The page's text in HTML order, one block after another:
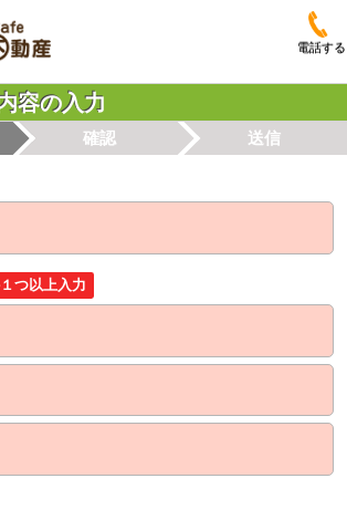
電話する
容の入力
確認 送信
つ以上入力